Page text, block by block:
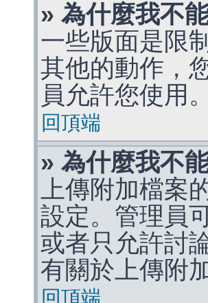
» 為什麼我不
一些版面是限
其他的動作，
員允許您使用。
回頂端
» 為什麼我不
上傳附加檔案
設定。管理員
或者只允許討
有關於上傳附
回頂端